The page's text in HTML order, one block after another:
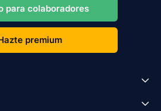
para colaboradores
premium